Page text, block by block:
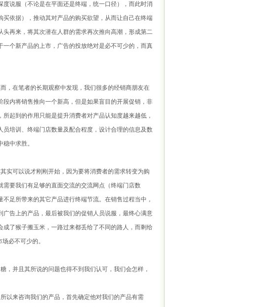
说服（不论是在平面还是终端，统一口径），而此时消
依据），推动其对产品的购买欲望，从而让自己在终端
再来，将其次潜在人群的需求再次推向高潮，形成第二
个新产品的上市，广告的投放绝对是必不可少的，而真
在笔者的长期观察中发现，我们很多的经销商朋友在
内将销售推向一个新高，但是如果盲目的开展促销，非
起到的作用只能是提升消费者对产品认知度越来越低，
培训、终端门店数量及配合程度，设计合理的信息及数
中求胜。
可以说才刚刚开始，因为要将消费者的需求转变为购
要我们有足够的直面交流的交流网点（终端门店数
足所带来的其它产品进行终端节流。在销售过程当中，
告上的产品，最后被我们的促销人员说服，最终心满意
了猴子搬玉米，一路过来都丢给了不同的路人，而剩给
必不可少的。
并且其所说的问题也得不到我们认可，我们会怎样，
来咨询我们的产品，首先确定他对我们的产品有需